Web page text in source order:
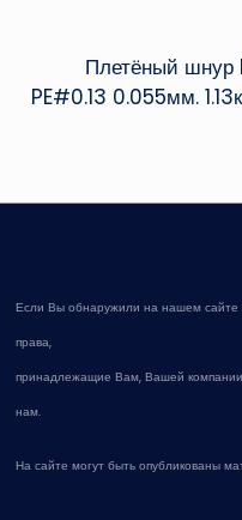
Плетёный
PE#0.13 0.055мм.
Если Вы обнаружили на нашем сайте
права,
принадлежащие Вам, Вашей
нам.
На сайте могут быть опубликованы